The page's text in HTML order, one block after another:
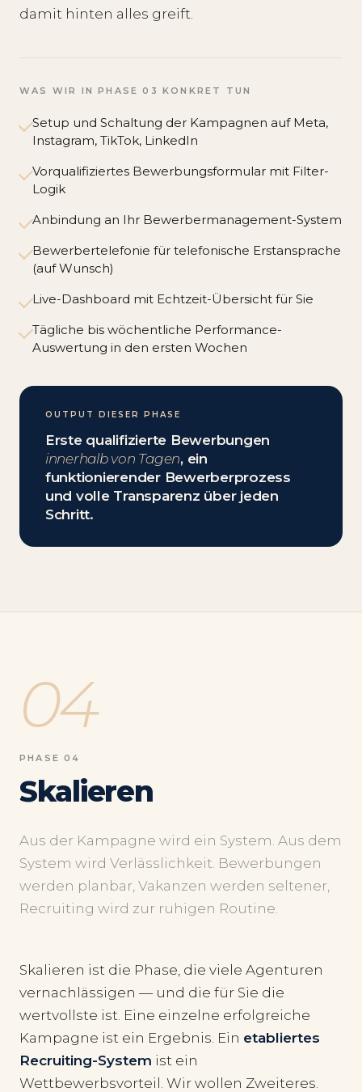
damit hinten alles greift.
WAS WIR IN PHASE 03 KONKRET TUN
Setup und Schaltung der Kampagnen auf Meta,
Instagram, TikTok, LinkedIn
Vorqualifiziertes Bewerbungsformular mit Filter-
Logik
Anbindung an Ihr Bewerbermanagement-System
Bewerbertelefonie für telefonische Erstansprache
(auf Wunsch)
Live-Dashboard mit Echtzeit-Übersicht für Sie
Tägliche bis wöchentliche Performance-
Auswertung in den ersten Wochen
OUTPUT DIESER PHASE
Erste qualifizierte Bewerbungen
innerhalb von Tagen, ein
funktionierender Bewerberprozess
und volle Transparenz über jeden
Schritt.
04
PHASE 04
Skalieren
Aus der Kampagne wird ein System. Aus dem
System wird Verlässlichkeit. Bewerbungen
werden planbar, Vakanzen werden seltener,
Recruiting wird zur ruhigen Routine.
Skalieren ist die Phase, die viele Agenturen
vernachlässigen — und die für Sie die
wertvollste ist. Eine einzelne erfolgreiche
Kampagne ist ein Ergebnis. Ein etabliertes
Recruiting-System ist ein
Wettbewerbsvorteil. Wir wollen Zweiteres.